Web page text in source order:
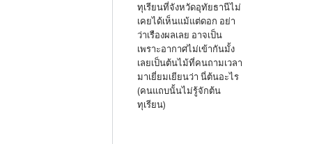
ทุเรียนที่จังหวัดอุทัยธานีไม่
เคยได้เห็นแม้แต่ดอก อย่า
ว่าเรืองผลเลย อาจเป็น
เพราะอากาศไม่เข้ากันมั้ง
เลยเป็นต้นไม้ที่คนถามเวลา
มาเยี่ยมเยียนว่า นี่ต้นอะไร
(คนแถบนั้นไม่รู้จักต้น
ทุเรียน)